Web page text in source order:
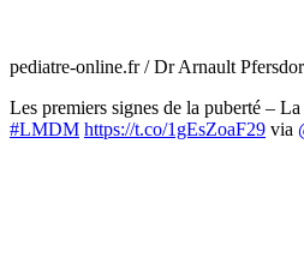
pediatre-online.fr / Dr Arnault
Les premiers signes de la puberté –
#LMDM https://t.co/1gEsZoaF29 via